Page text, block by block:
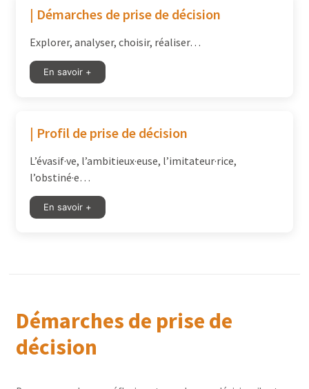
| Démarches de prise de décision
Explorer, analyser, choisir, réaliser…
En savoir +
| Profil de prise de décision
L’évasif·ve, l’ambitieux·euse, l’imitateur·rice,
l’obstiné·e…
En savoir +
Démarches de prise de
décision